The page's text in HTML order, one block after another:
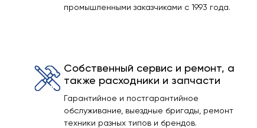
промышленными заказчиками с 1993 года.
Собственный сервис и ремонт, а
также расходники и запчасти
Гарантийное и постгарантийное
обслуживание, выездные бригады, ремонт
техники разных типов и брендов.